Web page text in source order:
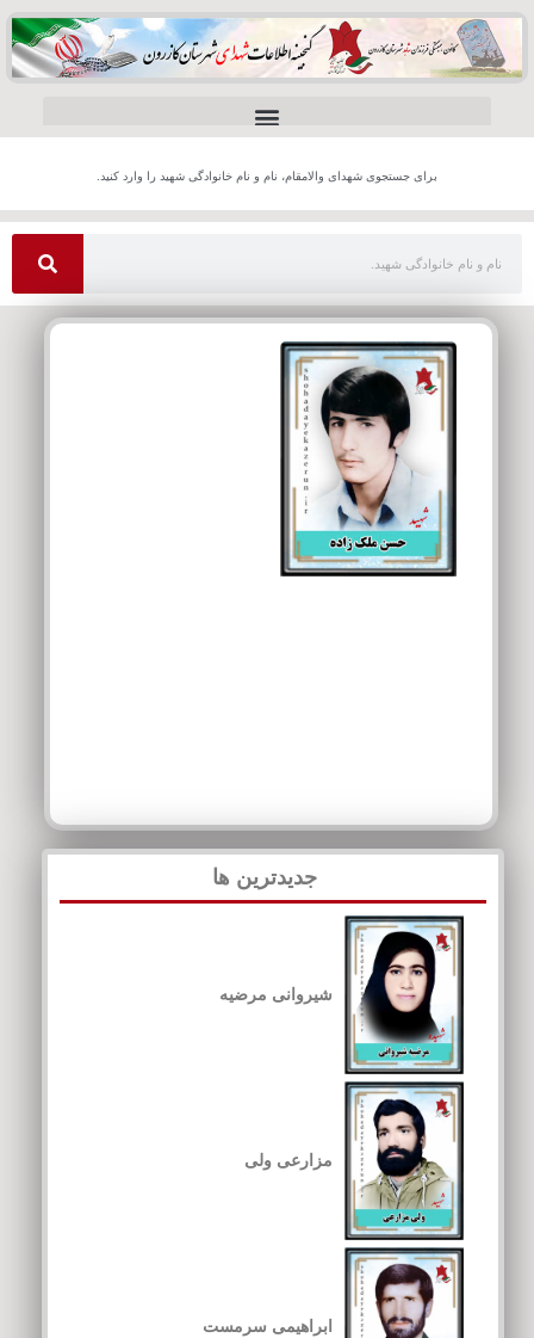
برای جستجوی شهدای والامقام، نام و نام خانوادگی شهید را وارد کنید.
جدیدترین ها
شیروانی مرضیه
مزارعی ولی
ابراهیمی سرمست